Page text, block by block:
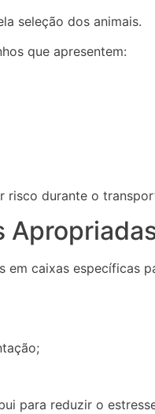
seleção dos animais.
que apresentem:
risco durante o
caixas específicas
para reduzir o